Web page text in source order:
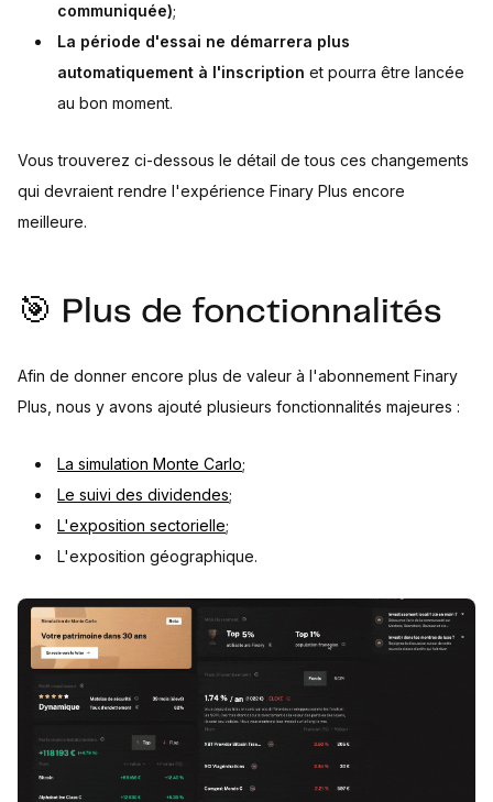
communiquée);
La période d'essai ne démarrera plus
automatiquement à l'inscription et pourra être lancée
au bon moment.
Vous trouverez ci-dessous le détail de tous ces changements
qui devraient rendre l'expérience Finary Plus encore
meilleure.
🎯 Plus de fonctionnalités
Afin de donner encore plus de valeur à l'abonnement Finary
Plus, nous y avons ajouté plusieurs fonctionnalités majeures :
La simulation Monte Carlo;
Le suivi des dividendes;
L'exposition sectorielle;
L'exposition géographique.